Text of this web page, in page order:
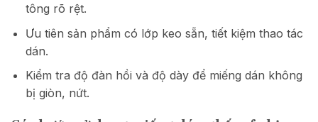
tông rõ rệt.
Ưu tiên sản phẩm có lớp keo sẵn, tiết kiệm thao tác
dán.
Kiểm tra độ đàn hồi và độ dày để miếng dán không
bị giòn, nứt.